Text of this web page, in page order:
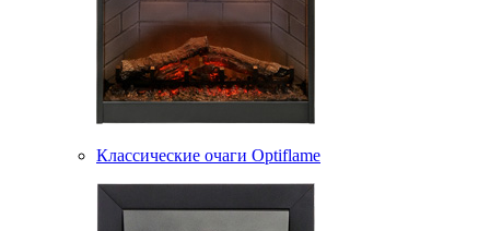
Классические очаги Optiflame